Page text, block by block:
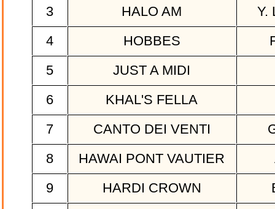
3
HALO AM
Y.
4
HOBBES
5
JUST A MIDI
6
KHAL'S FELLA
7
CANTO DEI VENTI
8
HAWAI PONT VAUTIER
9
HARDI CROWN